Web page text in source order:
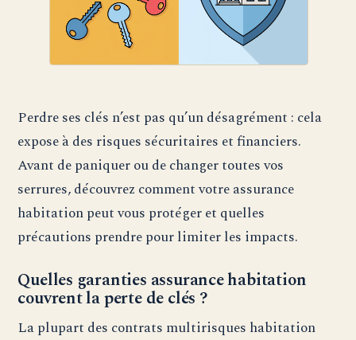
Perdre ses clés n’est pas qu’un désagrément : cela
expose à des risques sécuritaires et financiers.
Avant de paniquer ou de changer toutes vos
serrures, découvrez comment votre assurance
habitation peut vous protéger et quelles
précautions prendre pour limiter les impacts.
Quelles garanties assurance habitation
couvrent la perte de clés ?
La plupart des contrats multirisques habitation